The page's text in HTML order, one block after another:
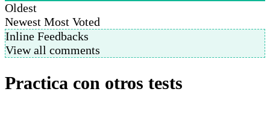
Oldest
Newest Most Voted
Inline Feedbacks
View all comments
Practica con otros tests